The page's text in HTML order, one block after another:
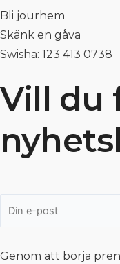
Bli jourhem
Skänk en gåva
Swisha: 123 413 0738
Vill du
Genom att börja